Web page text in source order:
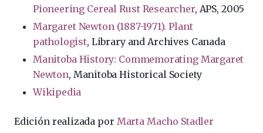
Pioneering Cereal Rust Researcher, APS, 2005
Margaret Newton (1887-1971). Plant
pathologist, Library and Archives Canada
Manitoba History: Commemorating Margaret
Newton, Manitoba Historical Society
Wikipedia
Edición realizada por Marta Macho Stadler